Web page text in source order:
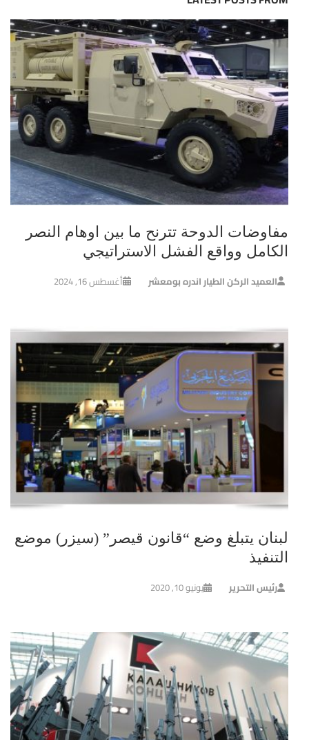
مفاوضات الدوحة تترنح ما بين اوهام النصر
الكامل وواقع الفشل الاستراتيجي
العميد الركن الطيار اندره بومعشر أغسطس 16, 2024
لبنان يتبلغ وضع “قانون قيصر” (سيزر) موضع
التنفيذ
رئيس التحرير يونيو 10, 2020